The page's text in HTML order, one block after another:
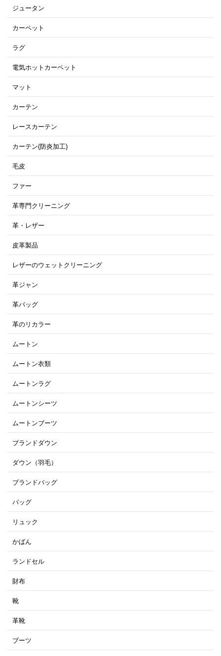
ジュータン
カーペット
ラグ
電気ホットカーペット
マット
カーテン
レースカーテン
カーテン(防炎加工)
毛皮
ファー
革専門クリーニング
革・レザー
皮革製品
レザーのウェットクリーニング
革ジャン
革バッグ
革のリカラー
ムートン
ムートン衣類
ムートンラグ
ムートンシーツ
ムートンブーツ
ブランドダウン
ダウン（羽毛）
ブランドバッグ
バッグ
リュック
かばん
ランドセル
財布
靴
革靴
ブーツ